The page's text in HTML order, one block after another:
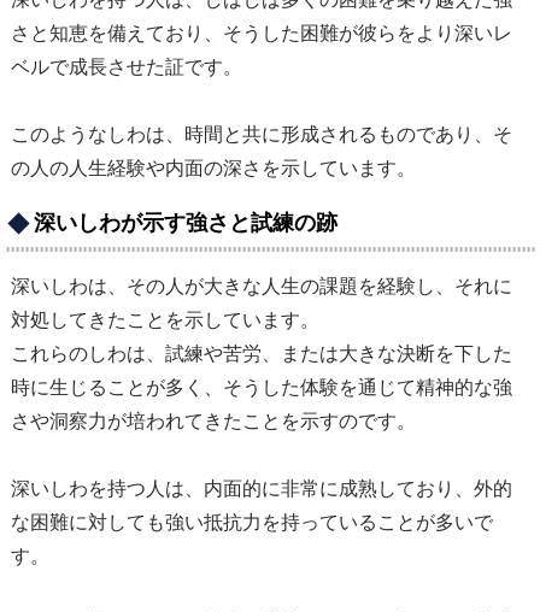
さと知恵を備えており、そうした困難が彼らをより深いレ
ベルで成長させた証です。
このようなしわは、時間と共に形成されるものであり、そ
の人の人生経験や内面の深さを示しています。
深いしわが示す強さと試練の跡
深いしわは、その人が大きな人生の課題を経験し、それに
対処してきたことを示しています。
これらのしわは、試練や苦労、または大きな決断を下した
時に生じることが多く、そうした体験を通じて精神的な強
さや洞察力が培われてきたことを示すのです。
深いしわを持つ人は、内面的に非常に成熟しており、外的
な困難に対しても強い抵抗力を持っていることが多いで
す。